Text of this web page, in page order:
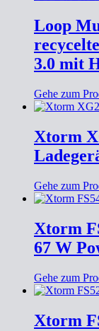
Loop
3.0 mit
Gehe zum
Xtorm
Gehe zum
Xtorm
67 W
Gehe zum
Xtorm